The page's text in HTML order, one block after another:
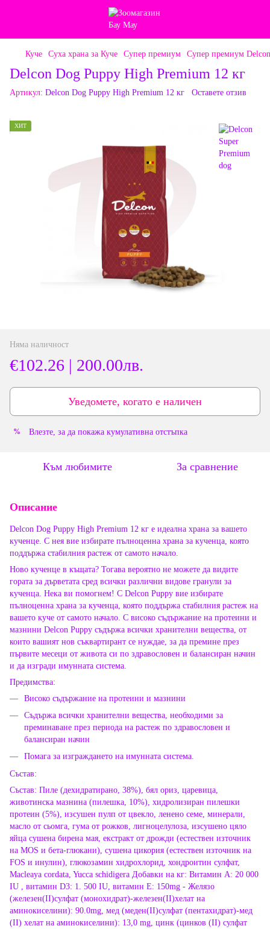
Куче Суха храна за Куче Супер премиум Супер премиум
Delcon Dog Puppy High Premium 12 кг
Артикул: Delcon Dog Puppy High Premium 12 кг Оставете отзив
ХИТ
Няма наличност
€102.26 | 200.00лв.
Уведомете, когато е наличен
% Влезте , за да покажа кумулативна отстъпка
Към любимите За сравнение
Описание
Delcon Dog Puppy High Premium 12 кг е идеална храна за вашето
кученце. С нея вие избирате пълноценна храна за кученца, която
поддържа стабилния растеж от самото начало.
Ново кученце в къщата? Тогава вероятно не можете да видите
гората за дърветата сред всички различни видове гранули за
кученца. Нека ви помогнем! С Delcon Puppy вие избирате
пълноценна храна за кученца, която поддържа стабилния растеж на
вашето куче от самото начало. С високо съдържание на протеини и
мазнини Delcon Puppy съдържа всички хранителни вещества, от
които вашият нов съквартирант се нуждае, за да премине през
първите месеци от живота си по здравословен и балансиран начин
и да изгради имунната система.
Предимства:
Високо съдържание на протеини и мазнини
Съдържа всички хранителни вещества, необходими за
преминаване през периода на растеж по здравословен и
балансиран начин
Помага за изграждането на имунната система.
Състав:
Състав: Пиле (дехидратирано, 38%), бял ориз, царевица,
животинска мазнина (пилешка, 10%), хидролизиран пилешки
протеин (5%), изсушен пулп от цвекло, ленено семе, минерали,
масло от сьомга, гума от рожков, лигноцелулоза, изсушено цяло
яйца сушена бирена мая, екстракт от дрожди (естествен източник
на MOS и бета-глюкани), сушена цикория (естествен източник на
FOS и инулин), глюкозамин хидрохлорид, хондроитин сулфат,
Macleaya cordata, Yucca schidigera Добавки на кг: Витамин А: 20 000
IU , витамин D3: 1. 500 IU, витамин Е: 150mg - Желязо
(железен(II)сулфат (монохидрат)-железен(II)хелат на
аминокиселини): 90.0mg, мед (меден(II)сулфат (пентахидрат)-мед
(II) хелат на аминокиселини): 13,0 mg, цинк (цинков (II) сулфат